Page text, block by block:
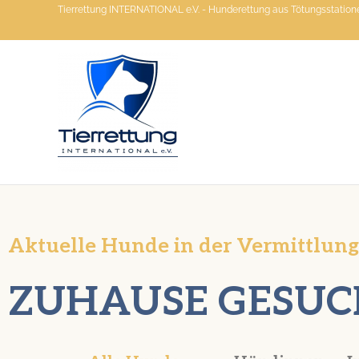
Tierrettung INTERNATIONAL e.V. - Hunderettung aus
Aktuelle Hunde in der Vermittlung
ZUHAUSE